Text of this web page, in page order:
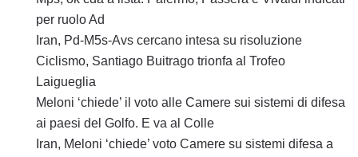
per ruolo Ad
Iran, Pd-M5s-Avs cercano intesa su risoluzione
Ciclismo, Santiago Buitrago trionfa al Trofeo
Laigueglia
Meloni ‘chiede’ il voto alle Camere sui sistemi di difesa
ai paesi del Golfo. E va al Colle
Iran, Meloni ‘chiede’ voto Camere su sistemi difesa a